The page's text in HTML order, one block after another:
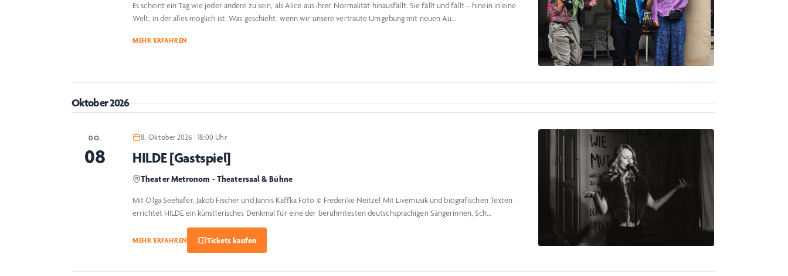
Es scheint ein Tag wie jeder andere zu sein, als Alice aus ihrer Normalität hinausfällt. Sie fällt und fällt – hinein in eine
Welt, in der alles möglich ist. Was geschieht, wenn wir unsere vertraute Umgebung mit neuen Au…
MEHR ERFAHREN
Oktober 2026
DO.
08
8. Oktober 2026 · 18:00 Uhr
HILDE [Gastspiel]
Theater Metronom - Theatersaal & Bühne
Mit Olga Seehafer, Jakob Fischer und Jannis Kaffka Foto © Frederike Neitzel Mit Livemusik und biografischen Texten
errichtet HILDE ein künstlerisches Denkmal für eine der berühmtesten deutschsprachigen Sängerinnen, Sch…
MEHR ERFAHREN